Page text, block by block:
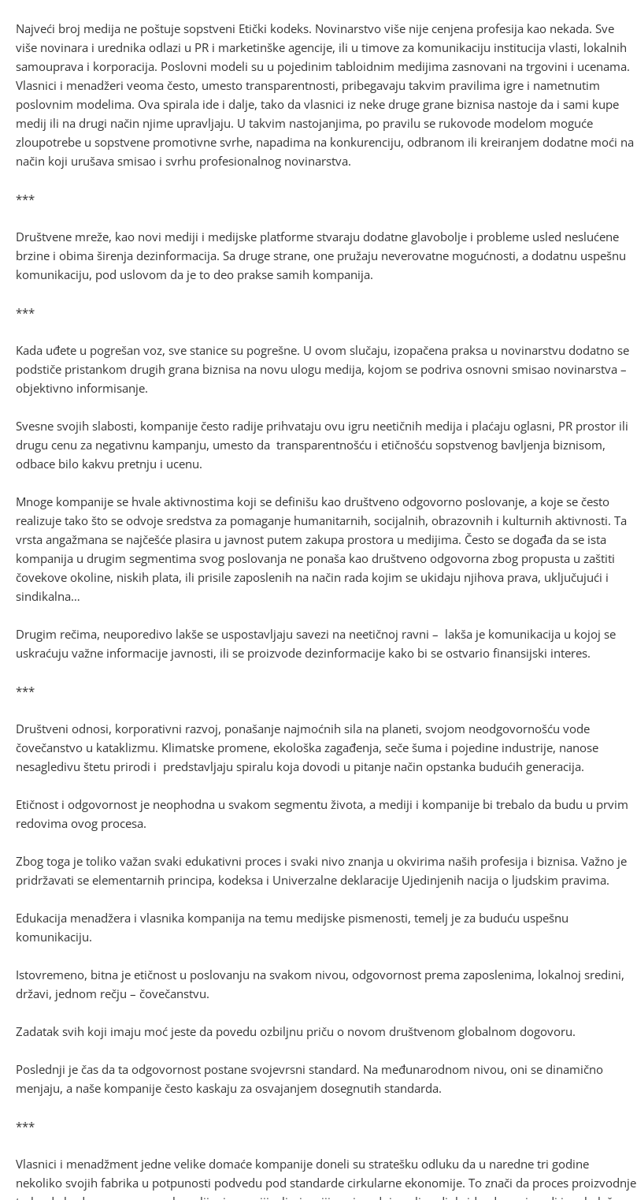
Najveći broj medija ne poštuje sopstveni Etički kodeks. Novinarstvo više nije cenjena profesija kao nekada. Sve
više novinara i urednika odlazi u PR i marketinške agencije, ili u timove za komunikaciju institucija vlasti, lokalnih
samouprava i korporacija. Poslovni modeli su u pojedinim tabloidnim medijima zasnovani na trgovini i ucenama.
Vlasnici i menadžeri veoma često, umesto transparentnosti, pribegavaju takvim pravilima igre i nametnutim
poslovnim modelima. Ova spirala ide i dalje, tako da vlasnici iz neke druge grane biznisa nastoje da i sami kupe
medij ili na drugi način njime upravljaju. U takvim nastojanjima, po pravilu se rukovode modelom moguće
zloupotrebe u sopstvene promotivne svrhe, napadima na konkurenciju, odbranom ili kreiranjem dodatne moći na
način koji urušava smisao i svrhu profesionalnog novinarstva.
***
Društvene mreže, kao novi mediji i medijske platforme stvaraju dodatne glavobolje i probleme usled neslućene
brzine i obima širenja dezinformacija. Sa druge strane, one pružaju neverovatne mogućnosti, a dodatnu uspešnu
komunikaciju, pod uslovom da je to deo prakse samih kompanija.
***
Kada uđete u pogrešan voz, sve stanice su pogrešne. U ovom slučaju, izopačena praksa u novinarstvu dodatno se
podstiče pristankom drugih grana biznisa na novu ulogu medija, kojom se podriva osnovni smisao novinarstva –
objektivno informisanje.
Svesne svojih slabosti, kompanije često radije prihvataju ovu igru neetičnih medija i plaćaju oglasni, PR prostor ili
drugu cenu za negativnu kampanju, umesto da transparentnošću i etičnošću sopstvenog bavljenja biznisom,
odbace bilo kakvu pretnju i ucenu.
Mnoge kompanije se hvale aktivnostima koji se definišu kao društveno odgovorno poslovanje, a koje se često
realizuje tako što se odvoje sredstva za pomaganje humanitarnih, socijalnih, obrazovnih i kulturnih aktivnosti. Ta
vrsta angažmana se najčešće plasira u javnost putem zakupa prostora u medijima. Često se događa da se ista
kompanija u drugim segmentima svog poslovanja ne ponaša kao društveno odgovorna zbog propusta u zaštiti
čovekove okoline, niskih plata, ili prisile zaposlenih na način rada kojim se ukidaju njihova prava, uključujući i
sindikalna…
Drugim rečima, neuporedivo lakše se uspostavljaju savezi na neetičnoj ravni – lakša je komunikacija u kojoj se
uskraćuju važne informacije javnosti, ili se proizvode dezinformacije kako bi se ostvario finansijski interes.
***
Društveni odnosi, korporativni razvoj, ponašanje najmoćnih sila na planeti, svojom neodgovornošću vode
čovečanstvo u kataklizmu. Klimatske promene, ekološka zagađenja, seče šuma i pojedine industrije, nanose
nesagledivu štetu prirodi i predstavljaju spiralu koja dovodi u pitanje način opstanka budućih generacija.
Etičnost i odgovornost je neophodna u svakom segmentu života, a mediji i kompanije bi trebalo da budu u prvim
redovima ovog procesa.
Zbog toga je toliko važan svaki edukativni proces i svaki nivo znanja u okvirima naših profesija i biznisa. Važno je
pridržavati se elementarnih principa, kodeksa i Univerzalne deklaracije Ujedinjenih nacija o ljudskim pravima.
Edukacija menadžera i vlasnika kompanija na temu medijske pismenosti, temelj je za buduću uspešnu
komunikaciju.
Istovremeno, bitna je etičnost u poslovanju na svakom nivou, odgovornost prema zaposlenima, lokalnoj sredini,
državi, jednom rečju – čovečanstvu.
Zadatak svih koji imaju moć jeste da povedu ozbiljnu priču o novom društvenom globalnom dogovoru.
Poslednji je čas da ta odgovornost postane svojevrsni standard. Na međunarodnom nivou, oni se dinamično
menjaju, a naše kompanije često kaskaju za osvajanjem dosegnutih standarda.
***
Vlasnici i menadžment jedne velike domaće kompanije doneli su stratešku odluku da u naredne tri godine
nekoliko svojih fabrika u potpunosti podvedu pod standarde cirkularne ekonomije. To znači da proces proizvodnje